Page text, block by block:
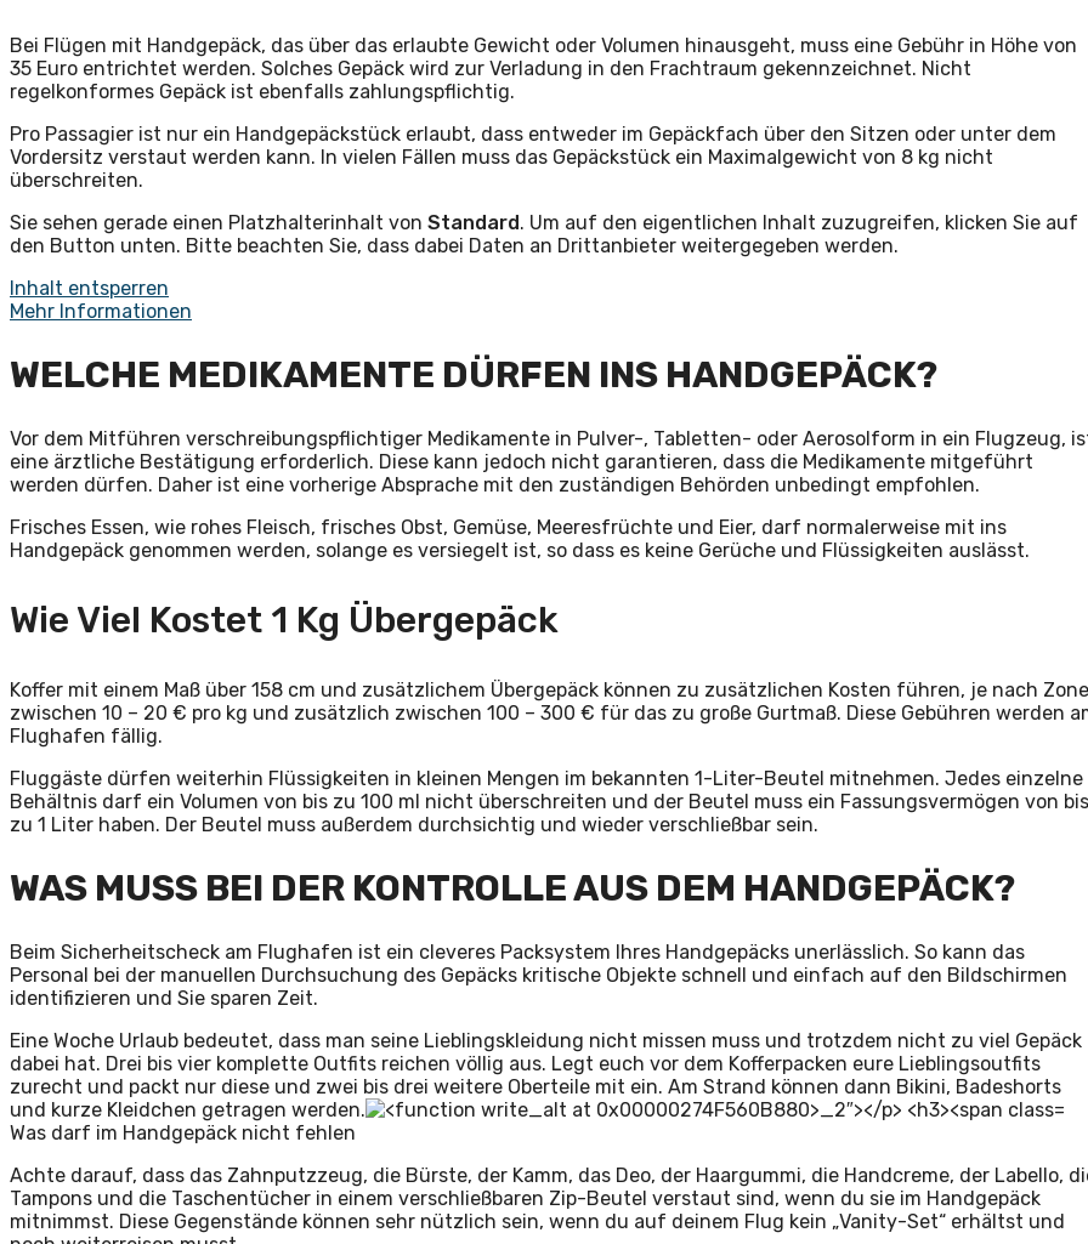
Bei Flügen mit Handgepäck, das über das erlaubte Gewicht oder Volumen hinausgeht, muss eine Gebühr in Höhe von
35 Euro entrichtet werden. Solches Gepäck wird zur Verladung in den Frachtraum gekennzeichnet. Nicht
regelkonformes Gepäck ist ebenfalls zahlungspflichtig.
Pro Passagier ist nur ein Handgepäckstück erlaubt, dass entweder im Gepäckfach über den Sitzen oder unter dem
Vordersitz verstaut werden kann. In vielen Fällen muss das Gepäckstück ein Maximalgewicht von 8 kg nicht
überschreiten.
Sie sehen gerade einen Platzhalterinhalt von Standard . Um auf den eigentlichen Inhalt zuzugreifen, klicken Sie auf
den Button unten. Bitte beachten Sie, dass dabei Daten an Drittanbieter weitergegeben werden.
Inhalt entsperren
Mehr Informationen
WELCHE MEDIKAMENTE DÜRFEN INS HANDGEPÄCK?
Vor dem Mitführen verschreibungspflichtiger Medikamente in Pulver-, Tabletten- oder Aerosolform in ein Flugzeug,
eine ärztliche Bestätigung erforderlich. Diese kann jedoch nicht garantieren, dass die Medikamente mitgeführt
werden dürfen. Daher ist eine vorherige Absprache mit den zuständigen Behörden unbedingt empfohlen.
Frisches Essen, wie rohes Fleisch, frisches Obst, Gemüse, Meeresfrüchte und Eier, darf normalerweise mit ins
Handgepäck genommen werden, solange es versiegelt ist, so dass es keine Gerüche und Flüssigkeiten auslässt.
Wie Viel Kostet 1 Kg Übergepäck
Koffer mit einem Maß über 158 cm und zusätzlichem Übergepäck können zu zusätzlichen Kosten führen, je nach Zone
zwischen 10 – 20 € pro kg und zusätzlich zwischen 100 – 300 € für das zu große Gurtmaß. Diese Gebühren werden
Flughafen fällig.
Fluggäste dürfen weiterhin Flüssigkeiten in kleinen Mengen im bekannten 1-Liter-Beutel mitnehmen. Jedes einzelne
Behältnis darf ein Volumen von bis zu 100 ml nicht überschreiten und der Beutel muss ein Fassungsvermögen von bis
zu 1 Liter haben. Der Beutel muss außerdem durchsichtig und wieder verschließbar sein.
WAS MUSS BEI DER KONTROLLE AUS DEM HANDGEPÄCK?
Beim Sicherheitscheck am Flughafen ist ein cleveres Packsystem Ihres Handgepäcks unerlässlich. So kann das
Personal bei der manuellen Durchsuchung des Gepäcks kritische Objekte schnell und einfach auf den Bildschirmen
identifizieren und Sie sparen Zeit.
Eine Woche Urlaub bedeutet, dass man seine Lieblingskleidung nicht missen muss und trotzdem nicht zu viel Gepäck
dabei hat. Drei bis vier komplette Outfits reichen völlig aus. Legt euch vor dem Kofferpacken eure Lieblingsoutfits
zurecht und packt nur diese und zwei bis drei weitere Oberteile mit ein. Am Strand können dann Bikini, Badeshorts
und kurze Kleidchen getragen werden.
Was darf im Handgepäck nicht fehlen
Achte darauf, dass das Zahnputzzeug, die Bürste, der Kamm, das Deo, der Haargummi, die Handcreme, der Labello,
Tampons und die Taschentücher in einem verschließbaren Zip-Beutel verstaut sind, wenn du sie im Handgepäck
mitnimmst. Diese Gegenstände können sehr nützlich sein, wenn du auf deinem Flug kein „Vanity-Set“ erhältst und